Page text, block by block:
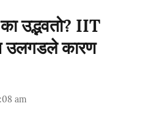
उद्भवतो? IIT
उलगडले कारण
am